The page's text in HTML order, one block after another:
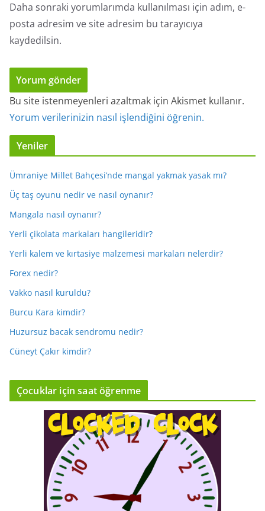
Daha sonraki yorumlarımda kullanılması için adım, e-
posta adresim ve site adresim bu tarayıcıya
kaydedilsin.
Bu site istenmeyenleri azaltmak için Akismet kullanır.
Yorum verilerinizin nasıl işlendiğini öğrenin.
Yeniler
Ümraniye Millet Bahçesi’nde mangal yakmak yasak mı?
Üç taş oyunu nedir ve nasıl oynanır?
Mangala nasıl oynanır?
Yerli çikolata markaları hangileridir?
Yerli kalem ve kırtasiye malzemesi markaları nelerdir?
Forex nedir?
Vakko nasıl kuruldu?
Burcu Kara kimdir?
Huzursuz bacak sendromu nedir?
Cüneyt Çakır kimdir?
Çocuklar için saat öğrenme